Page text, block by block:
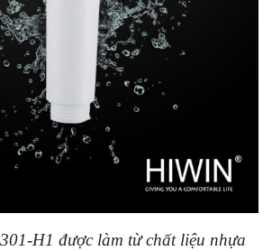
H1 được làm từ chất liệu nhựa